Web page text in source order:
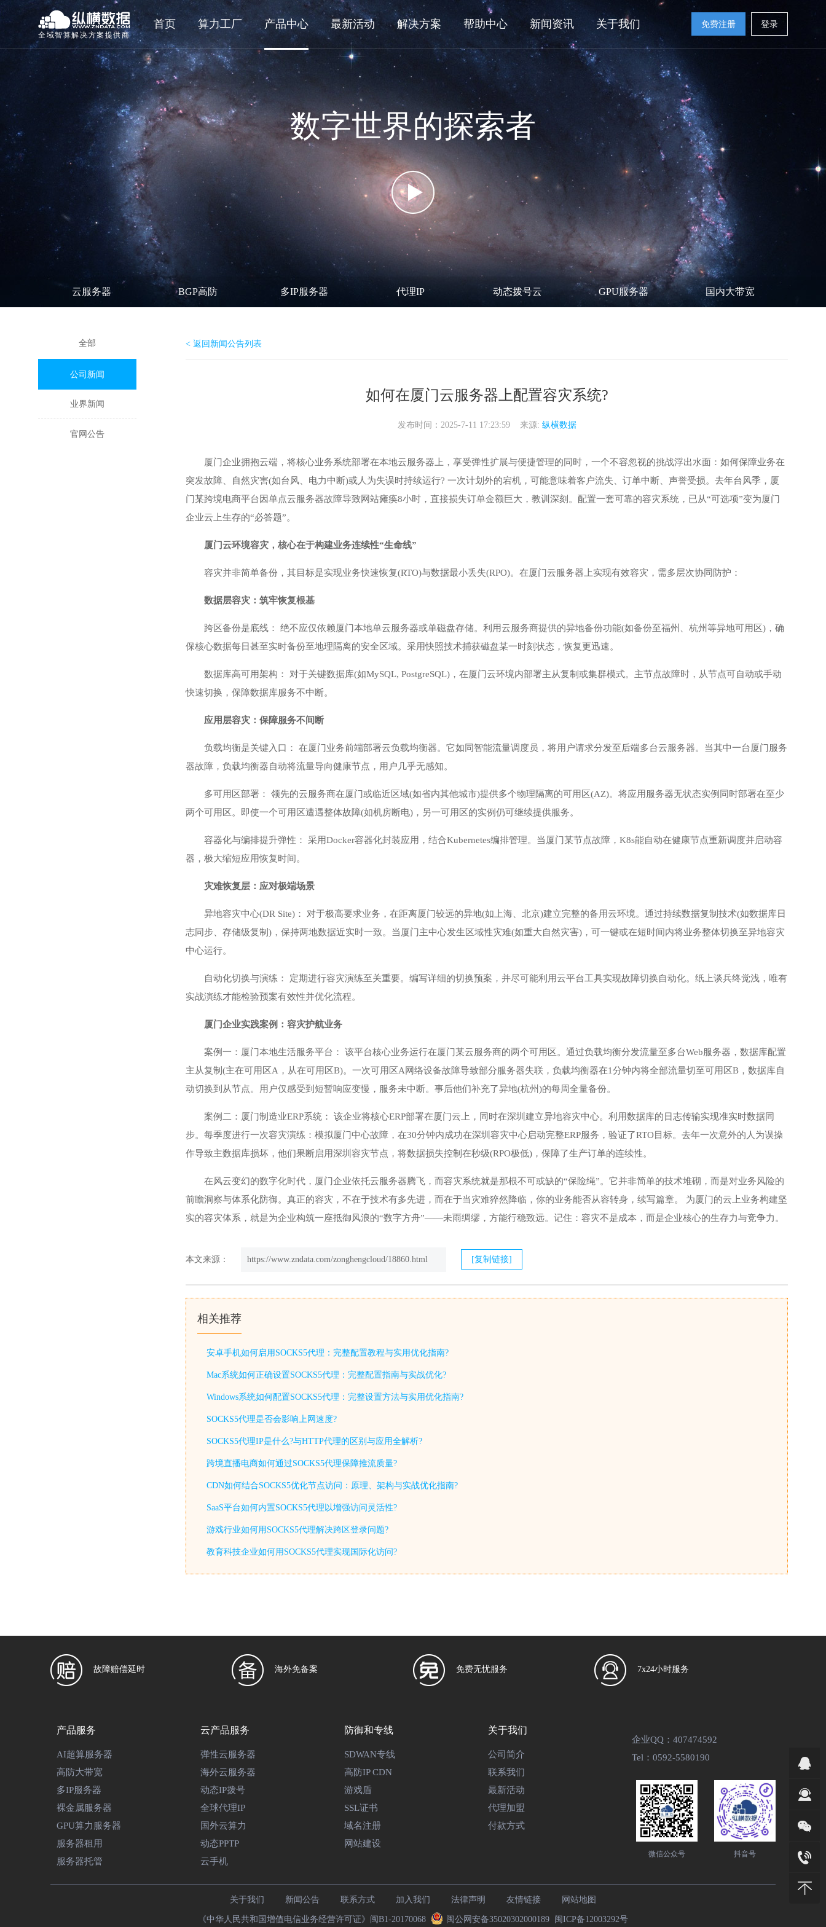
全域智算解决方案提供商
首页 算力工厂 产品中心 最新活动 解决方案 帮助中心 新闻资讯 关于我们 免费注册 登录
数字世界的探索者
云服务器 BGP高防 多IP服务器 代理IP 动态拨号云 GPU服务器 国内大带宽
全部
公司新闻
业界新闻
官网公告
< 返回新闻公告列表
如何在厦门云服务器上配置容灾系统?
发布时间：2025-7-11 17:23:59 来源: 纵横数据
厦门企业拥抱云端，将核心业务系统部署在本地云服务器 上，享受弹性扩展与便捷管理的同时，一个不容忽视的挑战浮出水面：如何保障业务在
突发故障、自然灾害(如台风、电力中断)或人为失误时持续运行? 一次计划外的宕机，可能意味着客户流失、订单中断、声誉受损。去年台风季，厦
门某跨境电商平台因单点云服务器故障导致网站瘫痪8小时，直接损失订单金额巨大，教训深刻。配置一套可靠的容灾系统，已从“可选项”变为厦门
企业云上生存的“必答题”。
厦门云环境容灾，核心在于构建业务连续性“生命线”
容灾并非简单备份，其目标是实现业务快速恢复(RTO)与数据最小丢失(RPO)。在厦门云服务器 上实现有效容灾，需多层次协同防护：
数据层容灾：筑牢恢复根基
跨区备份是底线： 绝不应仅依赖厦门本地单云服务器或单磁盘存储。利用云服务商提供的异地备份功能(如备份至福州、杭州等异地可用区)，确
保核心数据每日甚至实时备份至地理隔离的安全区域。采用快照技术捕获磁盘某一时刻状态，恢复更迅速。
数据库高可用架构： 对于关键数据库(如MySQL, PostgreSQL)，在厦门云环境内部署主从复制或集群模式。主节点故障时，从节点可自动或手动
快速切换，保障数据库服务不中断。
应用层容灾：保障服务不间断
负载均衡是关键入口： 在厦门业务前端部署云负载均衡器。它如同智能流量调度员，将用户请求分发至后端多台云服务器。当其中一台厦门服务
器故障，负载均衡器自动将流量导向健康节点，用户几乎无感知。
多可用区部署： 领先的云服务商在厦门或临近区域(如省内其他城市)提供多个物理隔离的可用区(AZ)。将应用服务器无状态实例同时部署在至少
两个可用区。即使一个可用区遭遇整体故障(如机房断电)，另一可用区的实例仍可继续提供服务。
容器化与编排提升弹性： 采用Docker容器化封装应用，结合Kubernetes编排管理。当厦门某节点故障，K8s能自动在健康节点重新调度并启动容
器，极大缩短应用恢复时间。
灾难恢复层：应对极端场景
异地容灾中心(DR Site)： 对于极高要求业务，在距离厦门较远的异地(如上海、北京)建立完整的备用云环境。通过持续数据复制技术(如数据库日
志同步、存储级复制)，保持两地数据近实时一致。当厦门主中心发生区域性灾难(如重大自然灾害)，可一键或在短时间内将业务整体切换至异地容灾
中心运行。
自动化切换与演练： 定期进行容灾演练至关重要。编写详细的切换预案，并尽可能利用云平台工具实现故障切换自动化。纸上谈兵终觉浅，唯有
实战演练才能检验预案有效性并优化流程。
厦门企业实践案例：容灾护航业务
案例一：厦门本地生活服务平台： 该平台核心业务运行在厦门某云服务商的两个可用区。通过负载均衡分发流量至多台Web服务器，数据库配置
主从复制(主在可用区A，从在可用区B)。一次可用区A网络设备故障导致部分服务器失联，负载均衡器在1分钟内将全部流量切至可用区B，数据库自
动切换到从节点。用户仅感受到短暂响应变慢，服务未中断。事后他们补充了异地(杭州)的每周全量备份。
案例二：厦门制造业ERP系统： 该企业将核心ERP部署在厦门云上，同时在深圳建立异地容灾中心。利用数据库的日志传输实现准实时数据同
步。每季度进行一次容灾演练：模拟厦门中心故障，在30分钟内成功在深圳容灾中心启动完整ERP服务，验证了RTO目标。去年一次意外的人为误操
作导致主数据库损坏，他们果断启用深圳容灾节点，将数据损失控制在秒级(RPO极低)，保障了生产订单的连续性。
在风云变幻的数字化时代，厦门企业依托云服务器腾飞，而容灾系统就是那根不可或缺的“保险绳”。它并非简单的技术堆砌，而是对业务风险的
前瞻洞察与体系化防御。真正的容灾，不在于技术有多先进，而在于当灾难猝然降临，你的业务能否从容转身，续写篇章。 为厦门的云上业务构建坚
实的容灾体系，就是为企业构筑一座抵御风浪的“数字方舟”——未雨绸缪，方能行稳致远。记住：容灾不是成本，而是企业核心的生存力与竞争力。
本文来源： https://www.zndata.com/zonghengcloud/18860.html [复制链接]
相关推荐
安卓手机如何启用SOCKS5代理：完整配置教程与实用优化指南?
Mac系统如何正确设置SOCKS5代理：完整配置指南与实战优化?
Windows系统如何配置SOCKS5代理：完整设置方法与实用优化指南?
SOCKS5代理是否会影响上网速度?
SOCKS5代理IP是什么?与HTTP代理的区别与应用全解析?
跨境直播电商如何通过SOCKS5代理保障推流质量?
CDN如何结合SOCKS5优化节点访问：原理、架构与实战优化指南?
SaaS平台如何内置SOCKS5代理以增强访问灵活性?
游戏行业如何用SOCKS5代理解决跨区登录问题?
教育科技企业如何用SOCKS5代理实现国际化访问?
故障赔偿延时 海外免备案 免费无忧服务 7x24小时服务
产品服务
AI超算服务器
高防大带宽
多IP服务器
裸金属服务器
GPU算力服务器
服务器租用
服务器托管
云产品服务
弹性云服务器
海外云服务器
动态IP拨号
全球代理IP
国外云算力
动态PPTP
云手机
防御和专线
SDWAN专线
高防IP CDN
游戏盾
SSL证书
域名注册
网站建设
关于我们
公司简介
联系我们
最新活动
代理加盟
付款方式
企业QQ：407474592
Tel：0592-5580190
微信公众号 抖音号
关于我们 新闻公告 联系方式 加入我们 法律声明 友情链接 网站地图
《中华人民共和国增值电信业务经营许可证》闽B1-20170068 闽公网安备35020302000189 闽ICP备12003292号